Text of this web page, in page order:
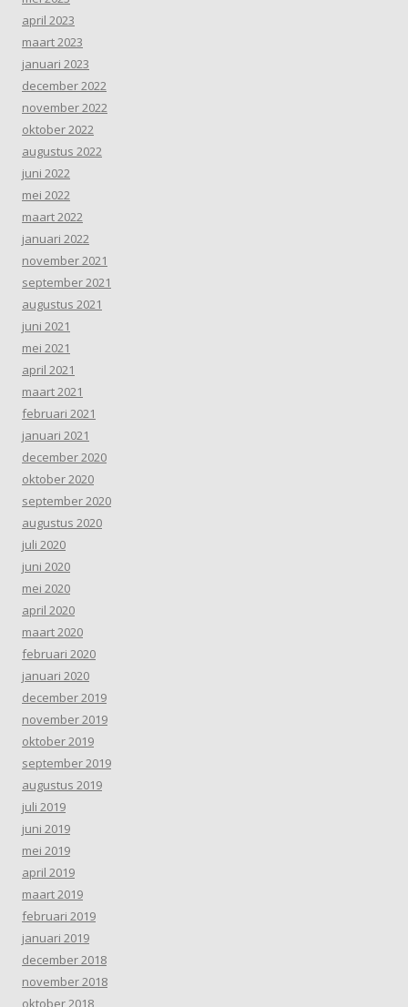
april 2023
maart 2023
januari 2023
december 2022
november 2022
oktober 2022
augustus 2022
juni 2022
mei 2022
maart 2022
januari 2022
november 2021
september 2021
augustus 2021
juni 2021
mei 2021
april 2021
maart 2021
februari 2021
januari 2021
december 2020
oktober 2020
september 2020
augustus 2020
juli 2020
juni 2020
mei 2020
april 2020
maart 2020
februari 2020
januari 2020
december 2019
november 2019
oktober 2019
september 2019
augustus 2019
juli 2019
juni 2019
mei 2019
april 2019
maart 2019
februari 2019
januari 2019
december 2018
november 2018
oktober 2018